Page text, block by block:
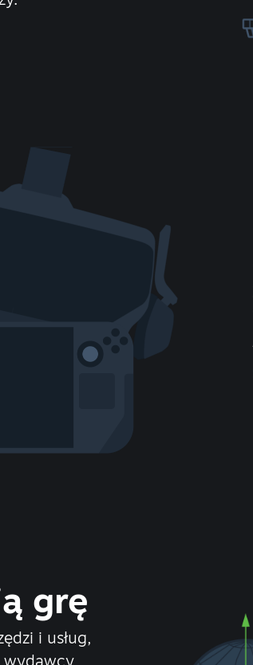
grę
i usług,
wydawcy